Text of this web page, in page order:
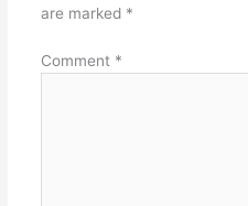
are marked *
Comment *